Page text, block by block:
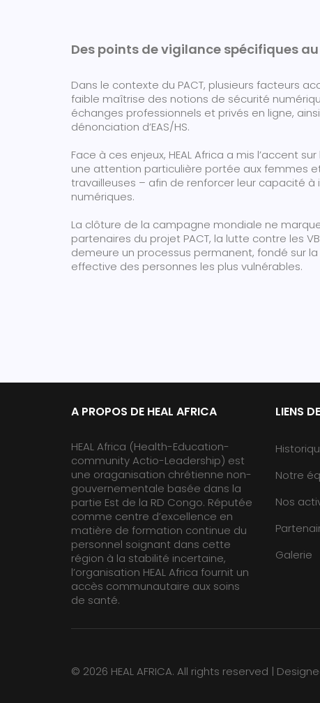
Des points de vigilance spécifiques au
Dans le contexte du PACT, plusieurs facteurs
faible maîtrise des notions de sécurité
échanges professionnels et privés en ligne,
dénonciation d’EAS/HS.
Face à ces enjeux, HEAL Africa a mis l’accent
une attention particulière portée aux femmes
travailleuses – afin de renforcer leur capacité
numériques.
La clôture de la campagne mondiale ne
partenaires du projet PACT, la lutte contre les
demeure un processus permanent, fondé sur
effective des personnes les plus vulnérables.
A PROPOS DE HEAL AFRICA
HEAL Africa (Health-Education-
community Actio-Leadership) est
une oraganisation chrétienne non-
gouvernementale basée dans la
partie Est de la RD Congo. Réputée
comme centre d’excellence en
matière de formation continue du
personnel soignant dans cette
région à la stabilité incertaine,
l’organisation HEAL Africa fournit un
accès communautaire aux soins
de santé.
LIENS
Notre
Nos
Galerie
© 2026 HEAL AFRICA. All rights reserved |